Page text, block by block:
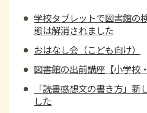
学校タブレットで図書館の
態は解消されました
おはなし会（こども向け）
図書館の出前講座【小学校
「読書感想文の書き方」
した